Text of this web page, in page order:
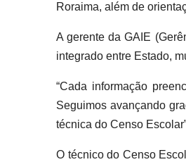
Roraima, além de
A gerente da GAIE
integrado entre Estado,
“Cada informação
Seguimos avançando
técnica do Censo
O técnico do Censo